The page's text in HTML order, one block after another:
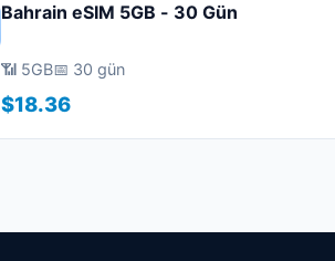
Bahrain eSIM 5GB - 30 Gün
📶 5GB📅 30 gün
$18.36